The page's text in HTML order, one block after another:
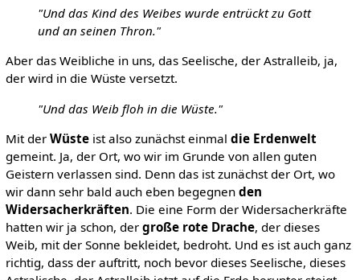
"Und das Kind des Weibes wurde entrückt zu Gott
und an seinen Thron."
Aber das Weibliche in uns, das Seelische, der Astralleib, ja,
der wird in die Wüste versetzt.
"Und das Weib floh in die Wüste."
Mit der Wüsteist also zunächst einmal die Erdenwelt
gemeint. Ja, der Ort, wo wir im Grunde von allen guten
Geistern verlassen sind. Denn das ist zunächst der Ort, wo
wir dann sehr bald auch eben begegnen den
Widersacherkräften. Die eine Form der Widersacherkräfte
hatten wir ja schon, der große rote Drache, der dieses
Weib, mit der Sonne bekleidet, bedroht. Und es ist auch ganz
richtig, dass der auftritt, noch bevor dieses Seelische, dieses